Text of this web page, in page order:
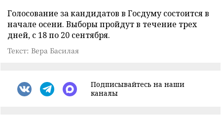
Голосование за кандидатов в Госдуму состоится в
начале осени. Выборы пройдут в течение трех
дней, с 18 по 20 сентября.
Текст: Вера Басилая
Подписывайтесь на наши
каналы